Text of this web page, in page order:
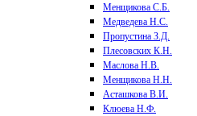
Менщикова С.Б.
Медведева Н.С.
Пропустина З.Д.
Плесовских К.Н.
Маслова Н.В.
Менщикова Н.Н.
Асташкова В.И.
Клюева Н.Ф.